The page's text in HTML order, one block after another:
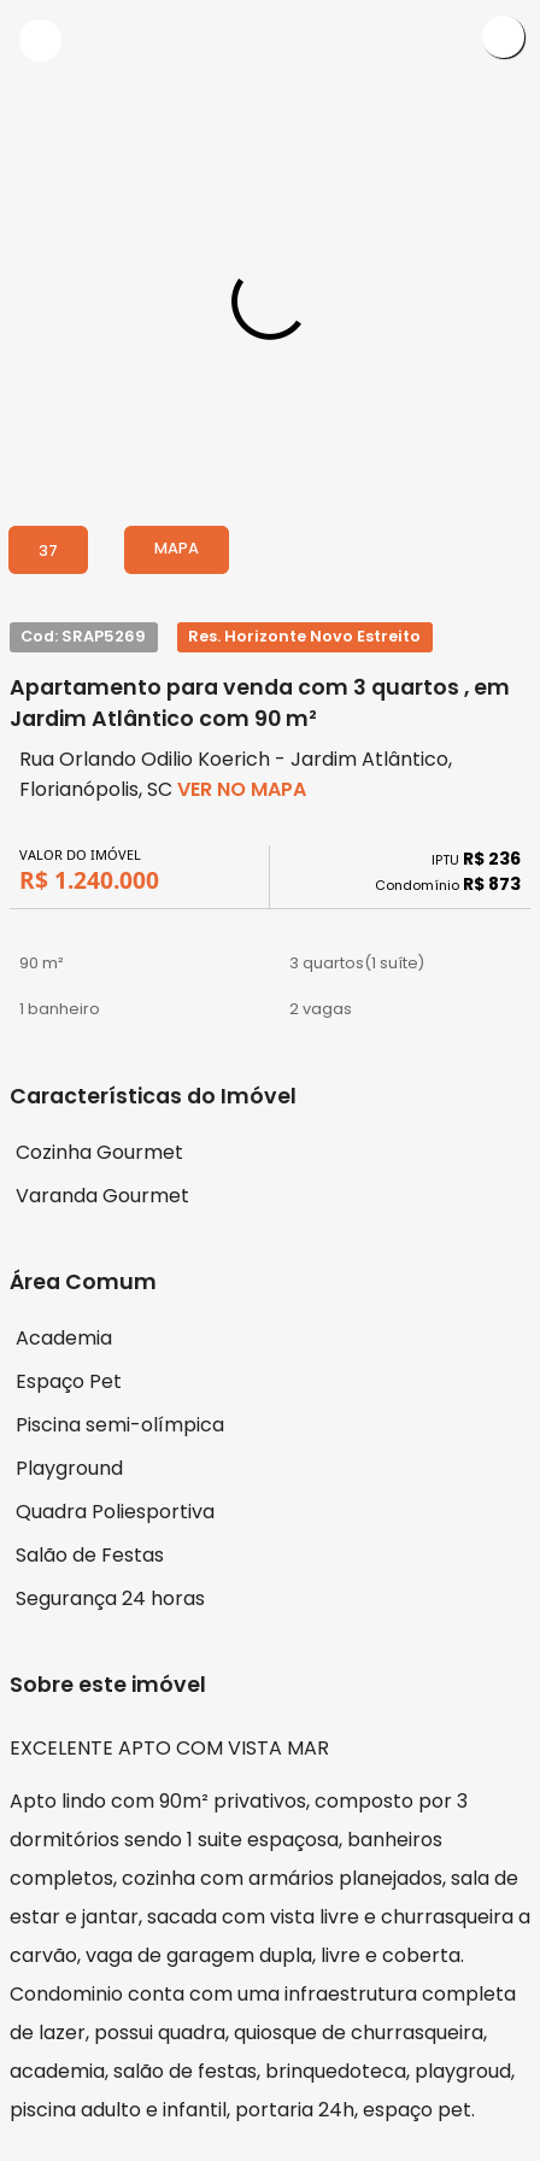
37 MAPA
Cod: SRAP5269 Res. Horizonte Novo Estreito
Apartamento para venda com 3 quartos , em
Jardim Atlântico com 90 m²
Rua Orlando Odilio Koerich - Jardim Atlântico,
Florianópolis, SC VER NO MAPA
VALOR DO IMÓVEL
R$ 1.240.000
IPTU R$ 236
Condomínio R$ 873
90 m² 3 quartos(1 suíte)
1 banheiro 2 vagas
Características do Imóvel
Cozinha Gourmet
Varanda Gourmet
Área Comum
Academia
Espaço Pet
Piscina semi-olímpica
Playground
Quadra Poliesportiva
Salão de Festas
Segurança 24 horas
Sobre este imóvel
EXCELENTE APTO COM VISTA MAR
Apto lindo com 90m² privativos, composto por 3
dormitórios sendo 1 suite espaçosa, banheiros
completos, cozinha com armários planejados, sala de
estar e jantar, sacada com vista livre e churrasqueira a
carvão, vaga de garagem dupla, livre e coberta.
Condominio conta com uma infraestrutura completa
de lazer, possui quadra, quiosque de churrasqueira,
academia, salão de festas, brinquedoteca, playgroud,
piscina adulto e infantil, portaria 24h, espaço pet.